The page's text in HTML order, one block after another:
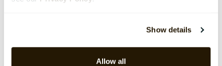
Show details
Allow all